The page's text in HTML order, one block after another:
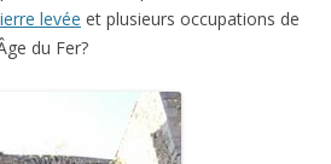
levée et plusieurs occupations de
du Fer?